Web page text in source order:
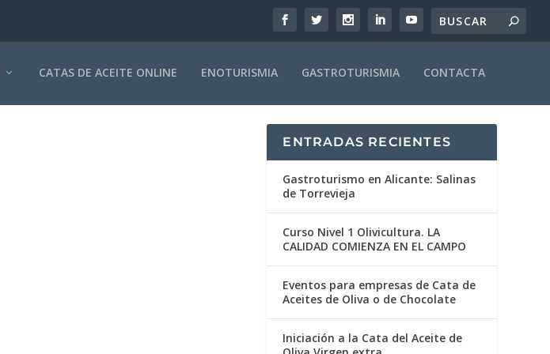
CATAS DE ACEITE ONLINE ENOTURISMIA GASTROTURISMIA CONTACTA
ENTRADAS RECIENTES
Gastroturismo en Alicante: Salinas
de Torrevieja
Curso Nivel 1 Olivicultura. LA
CALIDAD COMIENZA EN EL CAMPO
Eventos para empresas de Cata de
Aceites de Oliva o de Chocolate
Iniciación a la Cata del Aceite de